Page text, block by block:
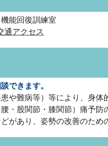
回復訓練室
通アクセス
できます。
患や難病等）等により、身
腰・股関節・膝関節）痛予
どがあり、姿勢の改善のた